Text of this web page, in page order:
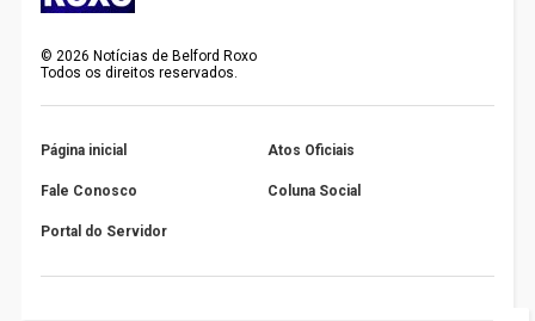
©2026 Notícias de Belford Roxo
Todos os direitos reservados.
Página inicial Atos Oficiais
Fale Conosco Coluna Social
Portal do Servidor